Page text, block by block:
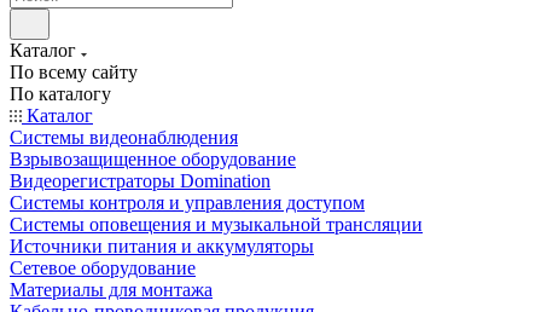
Каталог
По всему сайту
По каталогу
Каталог
Системы видеонаблюдения
Взрывозащищенное оборудование
Видеорегистраторы Domination
Системы контроля и управления доступом
Системы оповещения и музыкальной трансляции
Источники питания и аккумуляторы
Сетевое оборудование
Материалы для монтажа